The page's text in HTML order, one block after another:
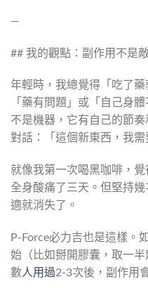
—
## 我的觀點：副作用不是
年輕時，我總覺得「吃了
「藥有問題」或「自己身
不是機器，它有自己的節
對話：「這個新東西，我需
就像我第一次喝黑咖啡，
全身酸痛了三天。但堅持
適就消失了。
P-Force必力吉也是這樣。
始（比如掰開膠囊，取一
數人用過2-3次後，副作用